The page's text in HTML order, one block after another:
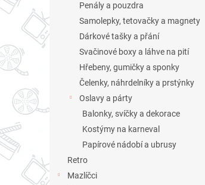
Penály a pouzdra
Samolepky, tetovačky a magnety
Dárkové tašky a přání
Svačinové boxy a láhve na pití
Hřebeny, gumičky a sponky
Čelenky, náhrdelníky a prstýnky
Oslavy a párty
Balonky, svíčky a dekorace
Kostýmy na karneval
Papírové nádobí a ubrusy
Retro
Mazlíčci